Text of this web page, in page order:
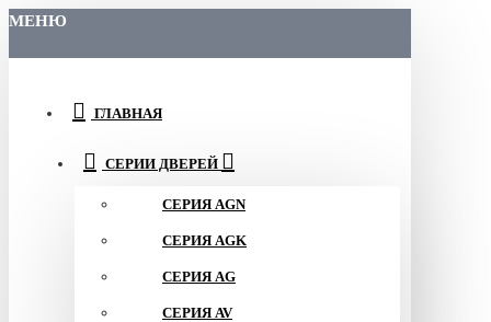
МЕНЮ
ГЛАВНАЯ
СЕРИИ ДВЕРЕЙ
СЕРИЯ AGN
СЕРИЯ AGK
СЕРИЯ AG
СЕРИЯ AV